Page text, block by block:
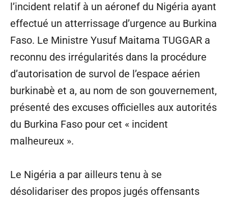
l’incident relatif à un aéronef du Nigéria ayant
effectué un atterrissage d’urgence au Burkina
Faso. Le Ministre Yusuf Maitama TUGGAR a
reconnu des irrégularités dans la procédure
d’autorisation de survol de l’espace aérien
burkinabè et a, au nom de son gouvernement,
présenté des excuses officielles aux autorités
du Burkina Faso pour cet « incident
malheureux ».
Le Nigéria a par ailleurs tenu à se
désolidariser des propos jugés offensants